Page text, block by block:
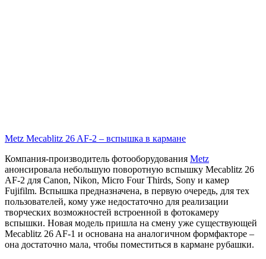
Metz Mecablitz 26 AF-2 – вспышка в кармане
Компания-производитель фотооборудования Metz
анонсировала небольшую поворотную вспышку Mecablitz 26
AF-2 для Canon, Nikon, Micro Four Thirds, Sony и камер
Fujifilm. Вспышка предназначена, в первую очередь, для тех
пользователей, кому уже недостаточно для реализации
творческих возможностей встроенной в фотокамеру
вспышки. Новая модель пришла на смену уже существующей
Mecablitz 26 AF-1 и основана на аналогичном формфакторе –
она достаточно мала, чтобы поместиться в кармане рубашки.